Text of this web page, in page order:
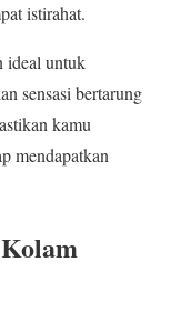
istirahat.
ideal untuk
sensasi bertarung
kamu
mendapatkan